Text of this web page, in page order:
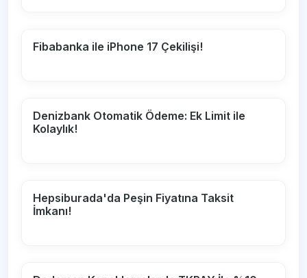
Fibabanka ile iPhone 17 Çekilişi!
Denizbank Otomatik Ödeme: Ek Limit ile
Kolaylık!
Hepsiburada'da Peşin Fiyatına Taksit
İmkanı!